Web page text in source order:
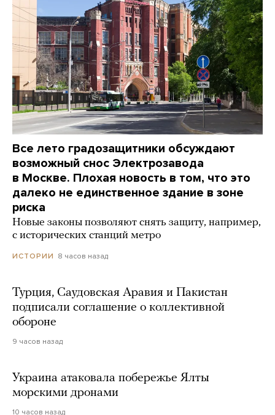
Все лето градозащитники обсуждают
возможный снос Электрозавода
в Москве. Плохая новость в том, что это
далеко не единственное здание в зоне
риска
Новые законы позволяют снять защиту, например,
с исторических станций метро
ИСТОРИИ 8 часов назад
Турция, Саудовская Аравия и Пакистан
подписали соглашение о коллективной
обороне
9 часов назад
Украина атаковала побережье Ялты
морскими дронами
10 часов назад